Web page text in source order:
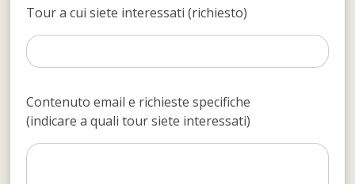
Tour a cui siete interessati (richiesto)
Contenuto email e richieste specifiche
(indicare a quali tour siete interessati)